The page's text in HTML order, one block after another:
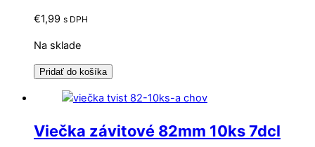
€1,99 s DPH
Na sklade
Pridať do košíka
Viečka závitové 82mm 10ks 7dcl